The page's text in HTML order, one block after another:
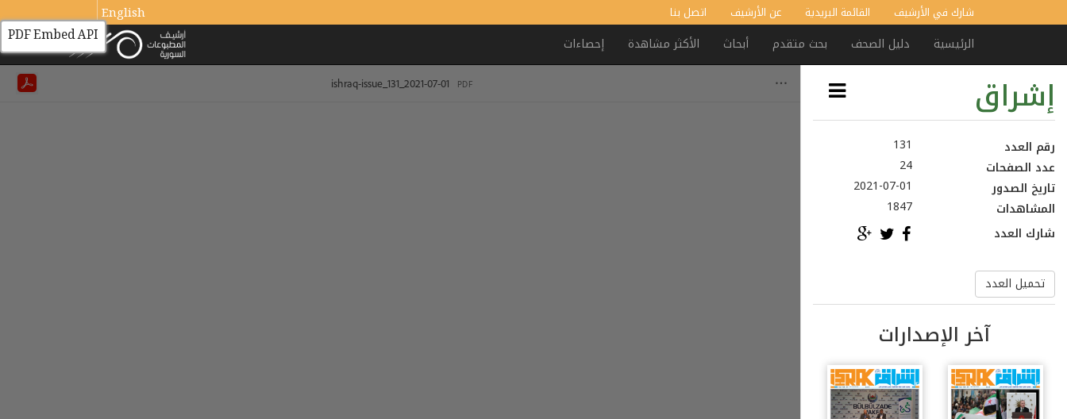
شارك في الأرشيف القائمة البريدية عن الأرشيف اتصل بنا English
الرئيسية دليل الصحف بحث متقدم أبحاث الأكثر مشاهدة إحصاءات
إشراق
رقم العدد
131
عدد الصفحات
24
تاريخ الصدور
2021-07-01
المشاهدات
1847
شارك العدد
تحميل العدد
آخر الإصدارات
PDF Embed API